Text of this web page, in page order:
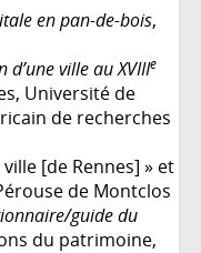
en pan-de-bois,
ville au XVIIIe
Université de
de recherches
[de Rennes] » et
de Montclos
guide du
du patrimoine,